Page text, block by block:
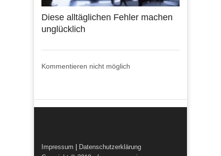
Diese alltäglichen Fehler machen
unglücklich
Kommentieren nicht möglich
Impressum
Datenschutzerklärung